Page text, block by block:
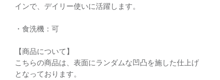
インで、デイリー使いに活躍します。
・食洗機：可
【商品について】
こちらの商品は、表面にランダムな凹凸を施した仕上げ
となっております。